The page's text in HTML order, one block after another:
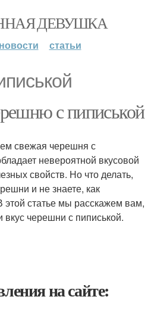
ДЕВУШКА
новости статьи
с пиписькой
свежая черешня с
невероятной вкусовой
свойств. Но что делать,
и не знаете, как
этой статье мы расскажем вам,
вкус черешни с пиписькой.
на сайте: